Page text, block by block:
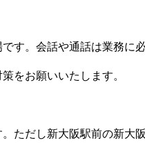
す。会話や通話は業務に
をお願いいたします。
ただし新大阪駅前の新